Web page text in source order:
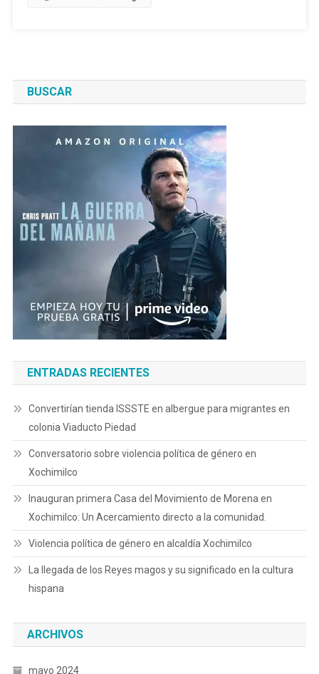
BUSCAR
ENTRADAS RECIENTES
Convertirían tienda ISSSTE en albergue para migrantes en
colonia Viaducto Piedad
Conversatorio sobre violencia política de género en
Xochimilco
Inauguran primera Casa del Movimiento de Morena en
Xochimilco: Un Acercamiento directo a la comunidad.
Violencia política de género en alcaldía Xochimilco
La llegada de los Reyes magos y su significado en la cultura
hispana
ARCHIVOS
mayo 2024